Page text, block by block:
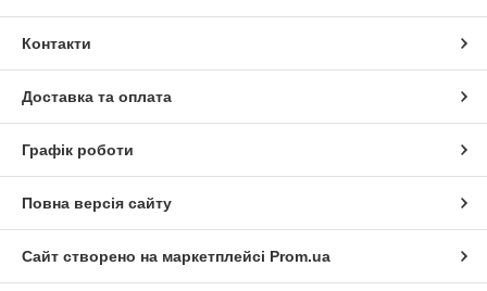
Контакти
Доставка та оплата
Графік роботи
Повна версія сайту
Сайт створено на маркетплейсі Prom.ua